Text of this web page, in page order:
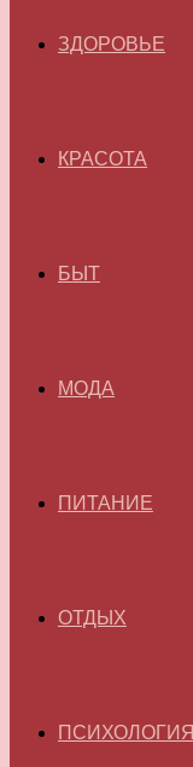
ЗДОРОВЬЕ
КРАСОТА
БЫТ
МОДА
ПИТАНИЕ
ОТДЫХ
ПСИХОЛОГИЯ